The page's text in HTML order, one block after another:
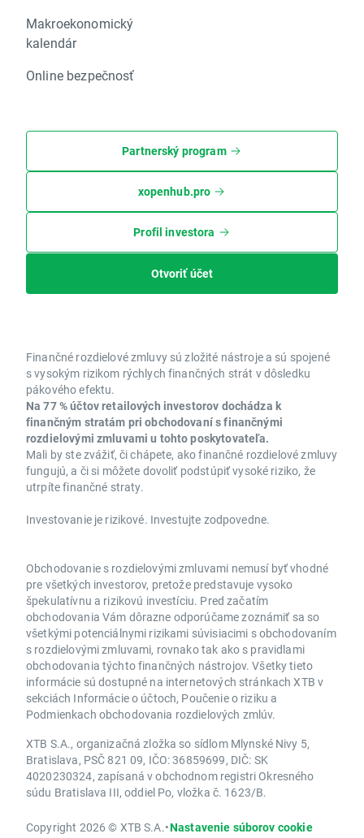
Makroekonomický
kalendár
Online bezpečnosť
Partnerský program
xopenhub.pro
Profil investora
Otvoriť účet
Finančné rozdielové zmluvy sú zložité nástroje a sú spojené
s vysokým rizikom rýchlych finančných strát v dôsledku
pákového efektu.
Na 77 % účtov retailových investorov dochádza k
finančným stratám pri obchodovaní s finančnými
rozdielovými zmluvami u tohto poskytovateľa.
Mali by ste zvážiť, či chápete, ako finančné rozdielové zmluvy
fungujú, a či si môžete dovoliť podstúpiť vysoké riziko, že
utrpíte finančné straty.
Investovanie je rizikové. Investujte zodpovedne.
Obchodovanie s rozdielovými zmluvami nemusí byť vhodné
pre všetkých investorov, pretože predstavuje vysoko
špekulatívnu a rizikovú investíciu. Pred začatím
obchodovania Vám dôrazne odporúčame zoznámiť sa so
všetkými potenciálnymi rizikami súvisiacimi s obchodovaním
s rozdielovými zmluvami, rovnako tak ako s pravidlami
obchodovania týchto finančných nástrojov. Všetky tieto
informácie sú dostupné na internetových stránkach XTB v
sekciách Informácie o účtoch, Poučenie o riziku a
Podmienkach obchodovania rozdielových zmlúv.
XTB S.A., organizačná zložka so sídlom Mlynské Nivy 5,
Bratislava, PSČ 821 09, IČO: 36859699, DIČ: SK
4020230324, zapísaná v obchodnom registri Okresného
súdu Bratislava III, oddiel Po, vložka č. 1623/B.
Copyright 2026 © XTB S.A.•Nastavenie súborov cookie